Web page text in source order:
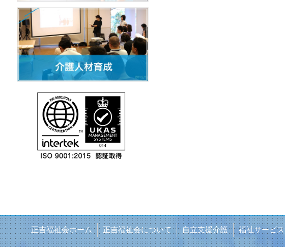
正吉福祉会ホーム 正吉福祉会について 自立支援介護 福祉サービス